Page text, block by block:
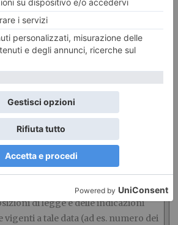
misure di prevenzione attualmente
stati appositamente formati per la
delle norme di sicurezza per le
– è bene ricordarlo – non si
cambio di colore territoriale,
verranno effettuate solamente se
Regione (o Provincia) alla data
delle stesse lo consentirà
“zona bianca”), e comunque nel
di legge e delle indicazioni
vigenti a tale data (ad es. numero dei